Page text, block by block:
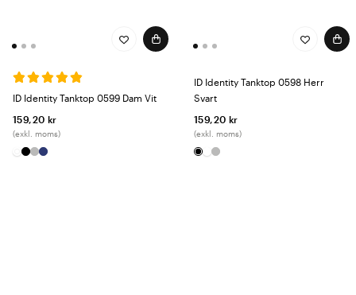
ID Identity Tanktop 0599 Dam Vit
159,20 kr
(exkl. moms)
ID Identity Tanktop 0598 Herr
Svart
159,20 kr
(exkl. moms)